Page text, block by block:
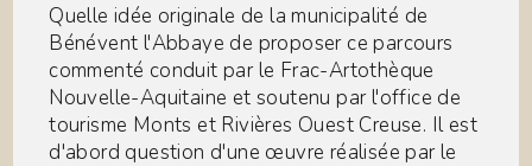
Quelle idée originale de la municipalité de
Bénévent l'Abbaye de proposer ce parcours
commenté conduit par le Frac-Artothèque
Nouvelle-Aquitaine et soutenu par l'office de
tourisme Monts et Rivières Ouest Creuse. Il est
d'abord question d'une œuvre réalisée par le